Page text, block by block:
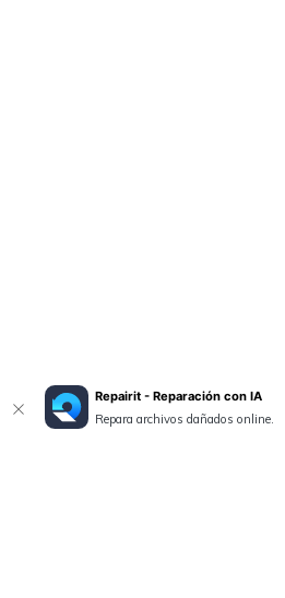
Repairit - Reparación con IA
Repara archivos dañados online.